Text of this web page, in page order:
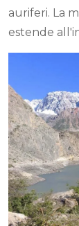
auriferi. La
estende